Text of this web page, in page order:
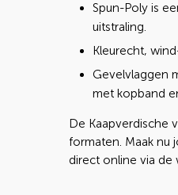
Spun-Poly is
uitstraling.
Kleurecht,
Gevelvlaggen
met kopband
De Kaapverdische
formaten. Maak nu
direct online via de